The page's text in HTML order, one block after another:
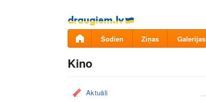
Pāriet
uz
saturu
Šodien Ziņas Galerijas
Kino
Aktuāli